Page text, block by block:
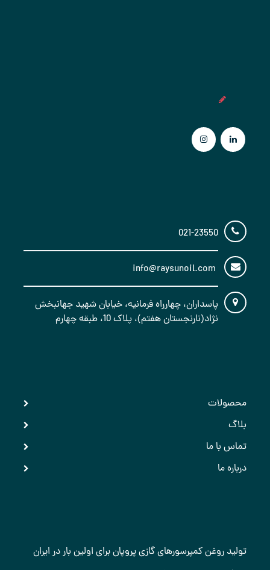
021-23550
پاسداران، چهارراه فرمانیه، خیابان شهید جهانبخش
نژاد(نارنجستان هفتم)، پلاک 10، طبقه چهارم
محصولات
بلاگ
تماس با ما
درباره ما
تولید روغن کمپرسورهای گازی پروپان برای اولین بار در ایران